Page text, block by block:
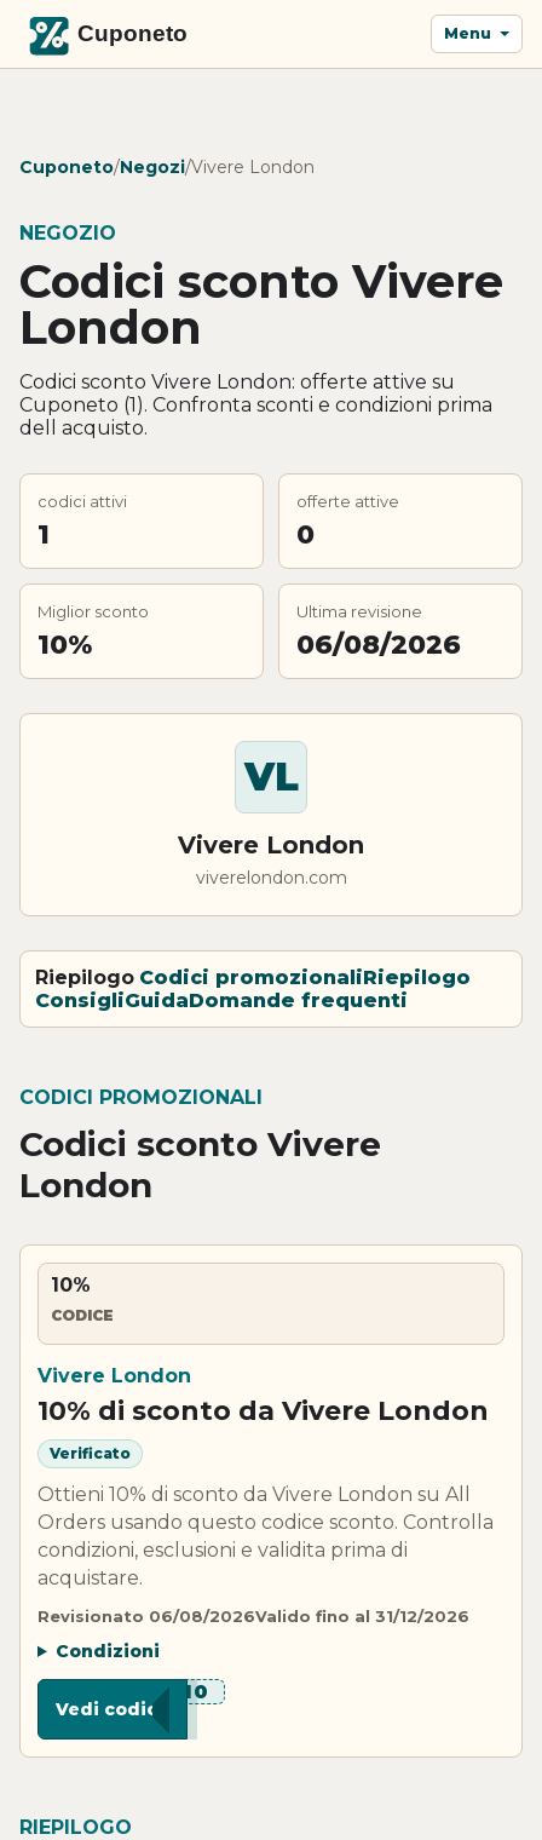
Menu
Cuponeto/Negozi/Vivere London
NEGOZIO
Codici sconto Vivere
London
Codici sconto Vivere London: offerte attive su
Cuponeto (1). Confronta sconti e condizioni prima
dell acquisto.
codici attivi
1
offerte attive
0
Miglior sconto
10%
Ultima revisione
06/08/2026
VL
Vivere London
viverelondon.com
Riepilogo Codici promozionaliRiepilogo
ConsigliGuidaDomande frequenti
CODICI PROMOZIONALI
Codici sconto Vivere
London
10%
CODICE
Vivere London
10% di sconto da Vivere London
Verificato
Ottieni 10% di sconto da Vivere London su All
Orders usando questo codice sconto. Controlla
condizioni, esclusioni e validita prima di
acquistare.
Revisionato 06/08/2026Valido fino al 31/12/2026
Condizioni
***W10
Vedi codice
RIEPILOGO